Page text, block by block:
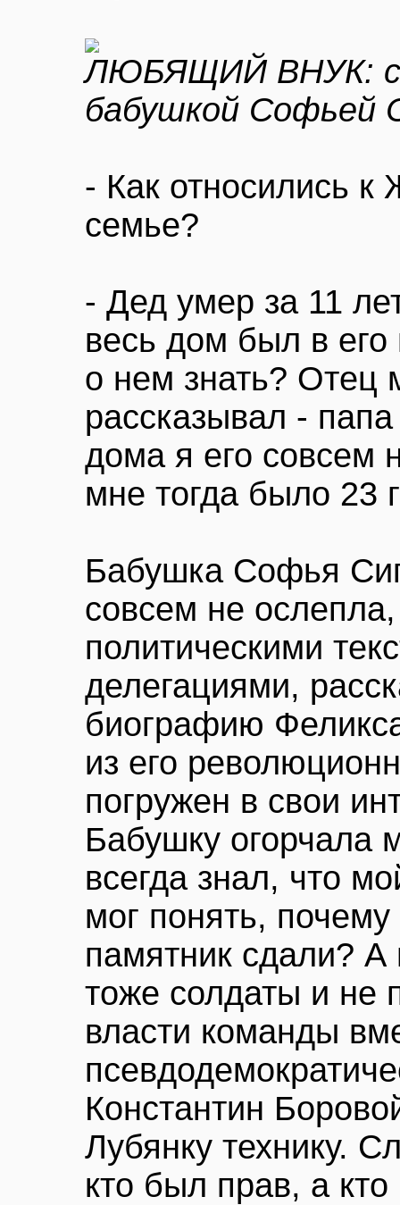
ЛЮБЯЩИЙ ВНУК: с
бабушкой Софьей
- Как относились
семье?
- Дед умер за 11
весь дом был в его
о нем знать? Отец
рассказывал -
дома я его совсем
мне тогда было 23
Бабушка Софья
совсем не
политическими
делегациями,
биографию
из его
погружен в свои
Бабушку огорчала
всегда знал, что
мог понять,
памятник сдали? А
тоже солдаты и не
власти команды
Константин
Лубянку технику.
кто был прав, а